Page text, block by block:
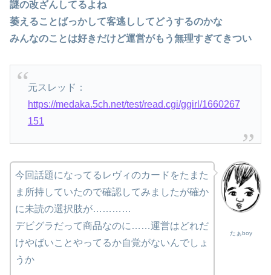
謎の改ざんしてるよね
萎えることばっかして客逃ししてどうするのかな
みんなのことは好きだけど運営がもう無理すぎてきつい
元スレッド：
https://medaka.5ch.net/test/read.cgi/ggirl/1660267
151
たぁboy
今回話題になってるレヴィのカードをたまた
ま所持していたので確認してみましたが確か
に未読の選択肢が…………
デビグラだって商品なのに……運営はどれだ
けやばいことやってるか自覚がないんでしょ
うか